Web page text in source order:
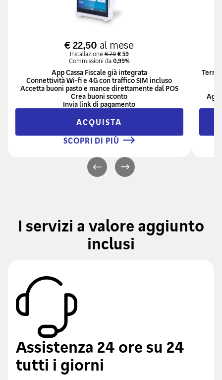
€ 22,50 al mese
Installazione€ 79 € 59
Commissioni da0,99%
App Cassa Fiscale già integrata
Connettività Wi-fi e 4G con traffico SIM incluso
Accetta buoni pasto e mance direttamente dal POS
Crea buoni sconto
Invia link di pagamento
ACQUISTA
SCOPRI DI PIÙ
I servizi a valore aggiunto
inclusi
Assistenza 24 ore su 24
tutti i giorni